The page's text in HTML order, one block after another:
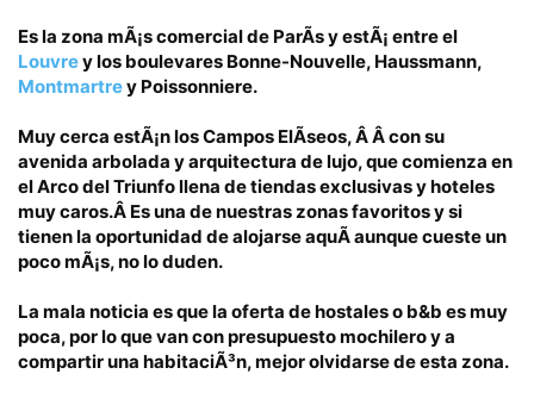
Es la zona mÃ¡s comercial de ParÃ­s y estÃ¡ entre el
Louvrey los boulevares Bonne-Nouvelle, Haussmann,
Montmartrey Poissonniere.
Muy cerca estÃ¡n losCampos ElÃ­seos, ÂÂ con su
avenida arbolada y arquitectura de lujo, que comienza en
elArco del Triunfollena de tiendas exclusivas y hoteles
muy caros.Â Es una de nuestras zonas favoritos y si
tienen la oportunidad de alojarse aquÃ­ aunque cueste un
poco mÃ¡s, no lo duden.
La mala noticia es que la oferta de hostales o b&b es muy
poca,por lo que van con presupuesto mochilero y a
compartir una habitaciÃ³n, mejor olvidarse de esta zona.